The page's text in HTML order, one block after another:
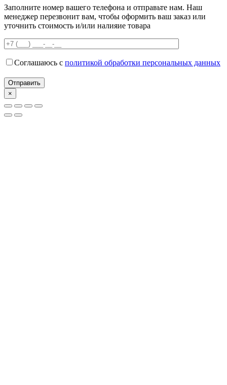
Заполните номер вашего телефона и отправьте нам. Наш
менеджер перезвонит вам, чтобы оформить ваш заказ или
уточнить стоимость и/или налияие товара
Соглашаюсь с политикой обработки персональных данных
×